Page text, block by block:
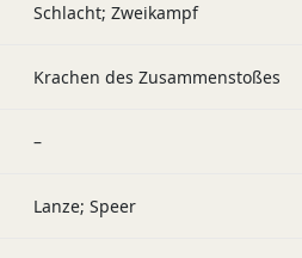
Schlacht; Zweikampf
Krachen des Zusammenstoßes
–
Lanze; Speer